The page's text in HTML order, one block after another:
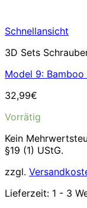
Schnellansicht
3D Sets
Model 9:
32,99€
Vorrätig
Kein
§19 (1) UStG.
zzgl.
Lieferzeit: 1 - 3